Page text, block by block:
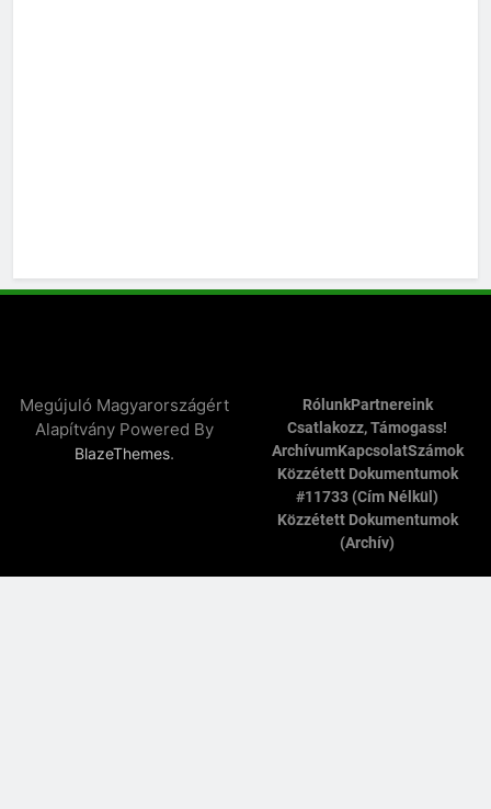
Megújuló Magyarországért
Alapítvány Powered By
BlazeThemes.
RólunkPartnereink
Csatlakozz, Támogass!
ArchívumKapcsolatSzámok
Közzétett Dokumentumok
#11733 (cím Nélkül)
Közzétett Dokumentumok
(archív)